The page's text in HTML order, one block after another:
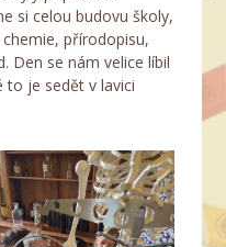
si celou budovu školy,
přírodopisu,
Den se nám velice líbil
to je sedět v lavici